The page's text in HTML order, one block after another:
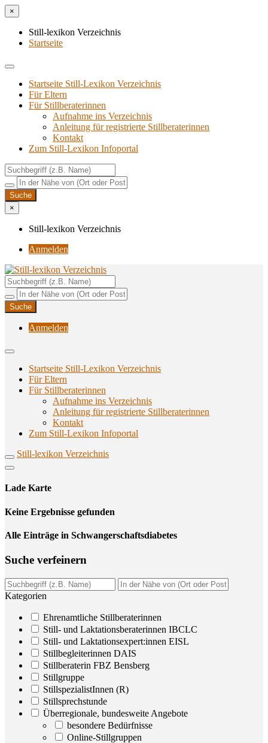
×
Still-lexikon Verzeichnis
Startseite
Startseite Still-Lexikon Verzeichnis
Für Eltern
Für Stillberaterinnen
Aufnahme ins Verzeichnis
Anlei­tung für regis­trier­te Stillberaterinnen
Kon­takt
Zum Still-Lexikon Infoportal
×
Still-lexikon Verzeichnis
Anmelden
Still-lexikon Verzeichnis
Unterstützungsangebote rund ums Stillen
Anmelden
Startseite Still-Lexikon Verzeichnis
Für Eltern
Für Stillberaterinnen
Aufnahme ins Verzeichnis
Anlei­tung für regis­trier­te Stillberaterinnen
Kon­takt
Zum Still-Lexikon Infoportal
Still-lexikon Verzeichnis
Lade Karte
Кeine Ergebnisse gefunden
Alle Einträge in Schwangerschaftsdiabetes
Suche ver­fei­nern
Kategorien
Ehrenamtliche Stillberaterinnen
Still- und Laktationsberaterinnen IBCLC
Still- und Laktationsexpert:innen EISL
Stillbegleiterinnen DAIS
Stillberaterin FBZ Bensberg
Stillgruppe
StillspezialistInnen (R)
Stillsprechstunde
Überregionale, bundesweite Angebote
besondere Bedürfnisse
Online-Stillgruppen